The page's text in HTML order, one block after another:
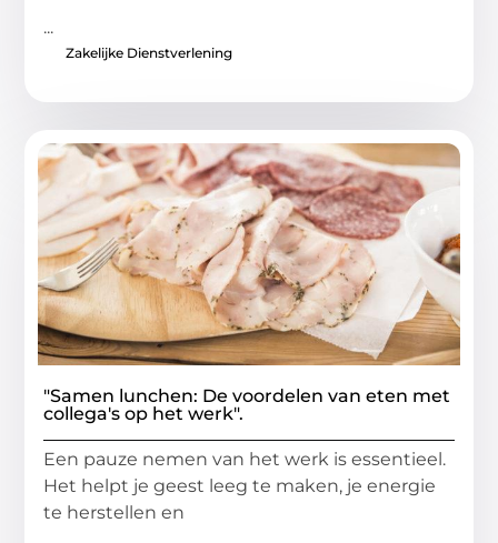
...
Zakelijke Dienstverlening
"Samen lunchen: De voordelen van eten met
collega's op het werk".
Een pauze nemen van het werk is essentieel.
Het helpt je geest leeg te maken, je energie
te herstellen en